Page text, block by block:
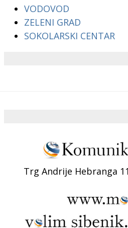
VODOVOD
ZELENI GRAD
SOKOLARSKI CENTAR
Trg Andrije Hebranga